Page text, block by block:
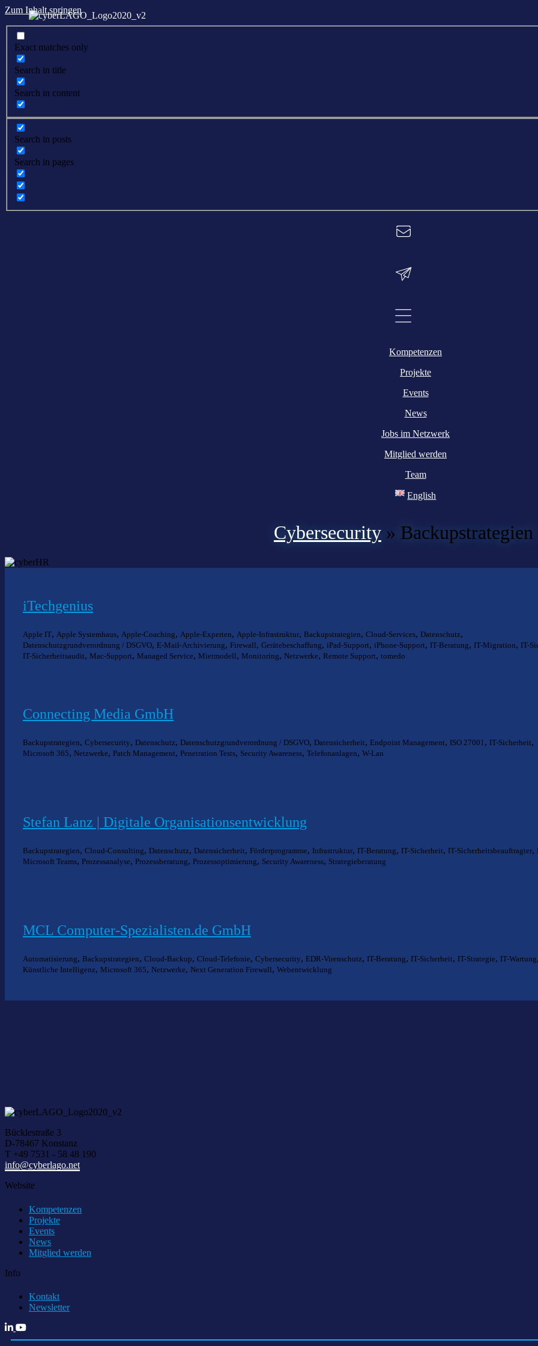
Zum Inhalt springen
Exact matches only
Search in title
Search in content
Search in posts
Search in pages
Kompetenzen
Projekte
Events
News
Jobs im Netzwerk
Mitglied werden
Team
English
Cybersecurity » Backupstrategien
iTechgenius
Apple IT, Apple Systemhaus, Apple-Coaching, Apple-Experten, Apple-Infrastruktur, Backupstrategien, Cloud-Services, Datenschutz,
Datenschutzgrundverordnung / DSGVO, E-Mail-Archivierung, Firewall, Gerätebeschaffung, iPad-Support, iPhone-Support, IT-Beratung, IT-Migration, IT-
IT-Sicherheitsaudit, Mac-Support, Managed Service, Mietmodell, Monitoring, Netzwerke, Remote Support, tomedo
Connecting Media GmbH
Backupstrategien, Cybersecurity, Datenschutz, Datenschutzgrundverordnung / DSGVO, Datensicherheit, Endpoint Management, ISO 27001 , IT-Sicherheit,
Microsoft 365, Netzwerke, Patch Management, Penetration Tests, Security Awareness, Telefonanlagen, W-Lan
Stefan Lanz | Digitale Organisationsentwicklung
Backupstrategien, Cloud-Consulting, Datenschutz, Datensicherheit, Förderprogramme, Infrastruktur, IT-Beratung, IT-Sicherheit, IT-Sicherheitsbeauftragter,
Microsoft Teams, Prozessanalyse, Prozessberatung, Prozessoptimierung, Security Awareness, Strategieberatung
MCL Computer-Spezialisten.de GmbH
Automatisierung, Backupstrategien, Cloud-Backup, Cloud-Telefonie, Cybersecurity, EDR-Virenschutz, IT-Beratung, IT-Sicherheit, IT-Strategie, IT-Wartung,
Künstliche Intelligenz, Microsoft 365, Netzwerke, Next Generation Firewall, Webentwicklung
Bücklestraße 3
D-78467 Konstanz
T +49 7531 - 58 48 190
info@cyberlago.net
Website
Kompetenzen
Projekte
Events
News
Mitglied werden
Info
Kontakt
Newsletter